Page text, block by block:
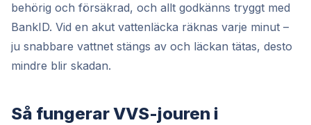
behörig och försäkrad, och allt godkänns tryggt med
BankID. Vid en akut vattenläcka räknas varje minut –
ju snabbare vattnet stängs av och läckan tätas, desto
mindre blir skadan.
Så fungerar VVS-jouren i